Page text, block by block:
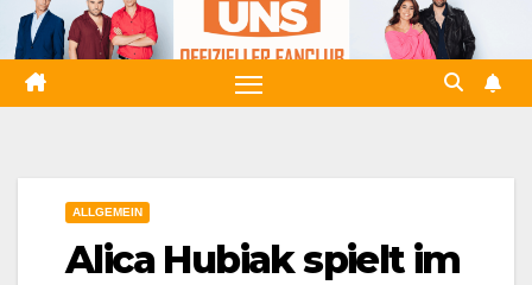
Zum
Inhalt
springen
ALLGEMEIN
Alica Hubiak spielt im